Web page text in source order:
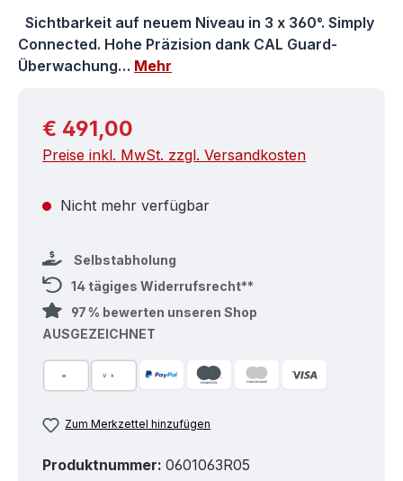
Sichtbarkeit auf neuem Niveau in 3 x 360°. Simply
Connected. Hohe Präzision dank CAL Guard-
Überwachung… Mehr
Regulärer Preis:
€ 491,00
Preise inkl. MwSt. zzgl. Versandkosten
Nicht mehr verfügbar
Selbstabholung
14 tägiges Widerrufsrecht**
97 % bewerten unseren Shop
AUSGEZEICHNET
Zum Merkzettel hinzufügen
Produktnummer: 0601063R05